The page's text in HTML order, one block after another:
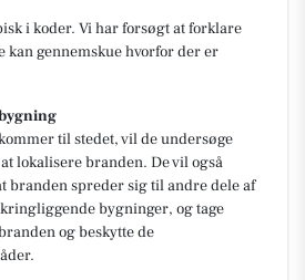
i koder. Vi har forsøgt at forklare
kan gennemskue hvorfor der er
til stedet, vil de undersøge
lokalisere branden. De vil også
branden spreder sig til andre dele af
bygninger, og tage
og beskytte de